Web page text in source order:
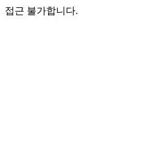
접근 불가합니다.